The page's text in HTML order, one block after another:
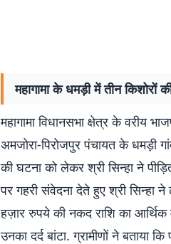
महागामा के धमड़ी में तीन किशोरों
महागामा विधानसभा क्षेत्र के वरीय
अमजोरा-पिरोजपुर पंचायत के धमड़ी
की घटना को लेकर श्री सिन्हा ने
पर गहरी संवेदना देते हुए श्री सिन्हा
हज़ार रुपये की नकद राशि का आर्थिक
उनका दर्द बांटा. ग्रामीणों ने बताया